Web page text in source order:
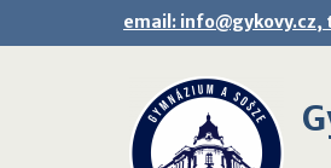
email: info@gykovy.cz,